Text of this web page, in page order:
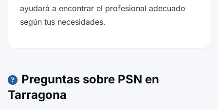
ayudará a encontrar el profesional adecuado
según tus necesidades.
Preguntas sobre PSN en
Tarragona